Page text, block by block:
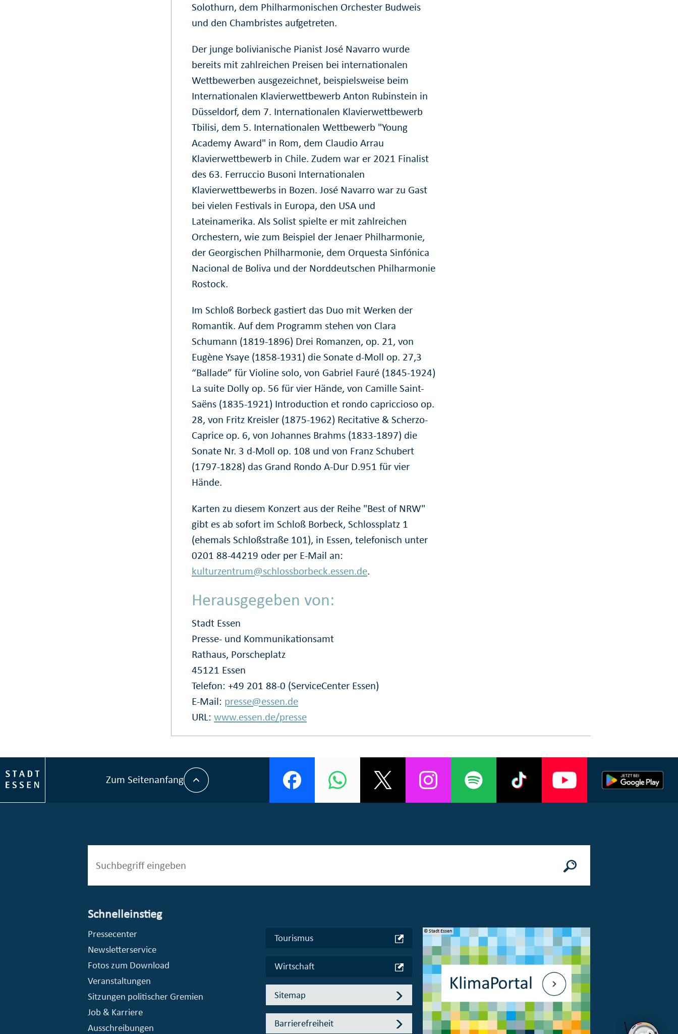
Solothurn, dem Philharmonischen Orchester Budweis
und den Chambristes aufgetreten.
Der junge bolivianische Pianist José Navarro wurde
bereits mit zahlreichen Preisen bei internationalen
Wettbewerben ausgezeichnet, beispielsweise beim
Internationalen Klavierwettbewerb Anton Rubinstein in
Düsseldorf, dem 7. Internationalen Klavierwettbewerb
Tbilisi, dem 5. Internationalen Wettbewerb "Young
Academy Award" in Rom, dem Claudio Arrau
Klavierwettbewerb in Chile. Zudem war er 2021 Finalist
des 63. Ferruccio Busoni Internationalen
Klavierwettbewerbs in Bozen. José Navarro war zu Gast
bei vielen Festivals in Europa, den USA und
Lateinamerika. Als Solist spielte er mit zahlreichen
Orchestern, wie zum Beispiel der Jenaer Philharmonie,
der Georgischen Philharmonie, dem Orquesta Sinfónica
Nacional de Boliva und der Norddeutschen Philharmonie
Rostock.
Im Schloß Borbeck gastiert das Duo mit Werken der
Romantik. Auf dem Programm stehen von Clara
Schumann (1819-1896) Drei Romanzen, op. 21, von
Eugène Ysaye (1858-1931) die Sonate d-Moll op. 27,3
“Ballade” für Violine solo, von Gabriel Fauré (1845-1924)
La suite Dolly op. 56 für vier Hände, von Camille Saint-
Saëns (1835-1921) Introduction et rondo capriccioso op.
28, von Fritz Kreisler (1875-1962) Recitative & Scherzo-
Caprice op. 6, von Johannes Brahms (1833-1897) die
Sonate Nr. 3 d-Moll op. 108 und von Franz Schubert
(1797-1828) das Grand Rondo A-Dur D.951 für vier
Hände.
Karten zu diesem Konzert aus der Reihe "Best of NRW"
gibt es ab sofort im Schloß Borbeck, Schlossplatz 1
(ehemals Schloßstraße 101), in Essen, telefonisch unter
0201 88-44219 oder per E-Mail an:
kulturzentrum@schlossborbeck.essen.de.
Herausgegeben von:
Stadt Essen
Presse- und Kommunikationsamt
Rathaus, Porscheplatz
45121 Essen
Telefon: +49 201 88-0 (ServiceCenter Essen)
E-Mail: presse@essen.de
URL:www.essen.de/presse
Zum Seitenanfang
Schnelleinstieg
Pressecenter
Newsletterservice
Fotos zum Download
Veranstaltungen
Sitzungen politischer Gremien
Job & Karriere
Ausschreibungen
Tourismus
Wirtschaft
Sitemap
Barrierefreiheit
© Stadt Essen, Presse- und Kommunikationsamt © Stadt Essen